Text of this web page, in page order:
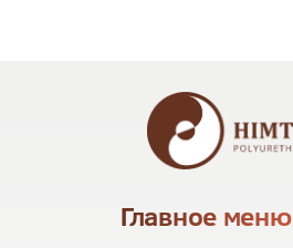
Главное меню